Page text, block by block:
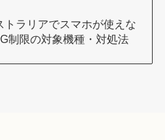
トラリアでスマホが使えな
制限の対象機種・対処法